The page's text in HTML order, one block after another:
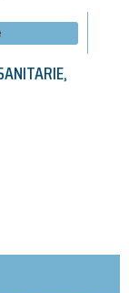
,